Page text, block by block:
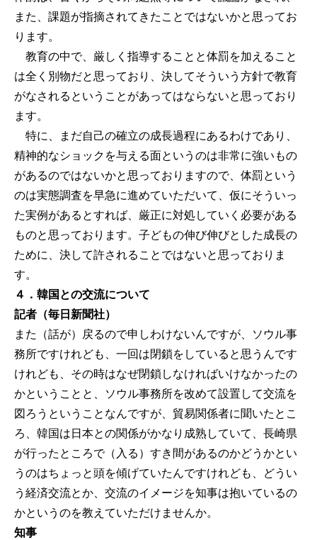
また、課題が指摘されてきたことではないかと思ってお
ります。
教育の中で、厳しく指導することと体罰を加えること
は全く別物だと思っており、決してそういう方針で教育
がなされるということがあってはならないと思っており
ます。
特に、まだ自己の確立の成長過程にあるわけであり、
精神的なショックを与える面というのは非常に強いもの
があるのではないかと思っておりますので、体罰という
のは実態調査を早急に進めていただいて、仮にそういっ
た実例があるとすれば、厳正に対処していく必要がある
ものと思っております。子どもの伸び伸びとした成長の
ために、決して許されることではないと思っておりま
す。
４．韓国との交流について
記者（毎日新聞社）
また（話が）戻るので申しわけないんですが、ソウル事
務所ですけれども、一回は閉鎖をしていると思うんです
けれども、その時はなぜ閉鎖しなければいけなかったの
かということと、ソウル事務所を改めて設置して交流を
図ろうということなんですが、貿易関係者に聞いたとこ
ろ、韓国は日本との関係がかなり成熟していて、長崎県
が行ったところで（入る）すき間があるのかどうかとい
うのはちょっと頭を傾げていたんですけれども、どうい
う経済交流とか、交流のイメージを知事は抱いているの
かというのを教えていただけませんか。
知事